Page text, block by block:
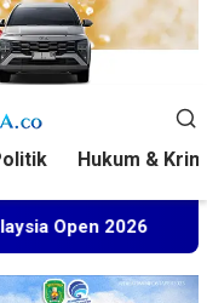
Hukum &
Kuasa